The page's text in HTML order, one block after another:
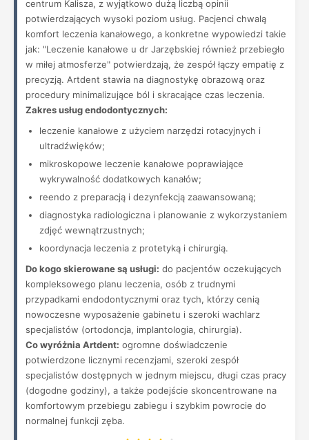
centrum Kalisza, z wyjątkowo dużą liczbą opinii
potwierdzających wysoki poziom usług. Pacjenci chwalą
komfort leczenia kanałowego, a konkretne wypowiedzi takie
jak: "Leczenie kanałowe u dr Jarzębskiej również przebiegło
w miłej atmosferze" potwierdzają, że zespół łączy empatię z
precyzją. Artdent stawia na diagnostykę obrazową oraz
procedury minimalizujące ból i skracające czas leczenia.
Zakres usług endodontycznych:
leczenie kanałowe z użyciem narzędzi rotacyjnych i
ultradźwięków;
mikroskopowe leczenie kanałowe poprawiające
wykrywalność dodatkowych kanałów;
reendo z preparacją i dezynfekcją zaawansowaną;
diagnostyka radiologiczna i planowanie z wykorzystaniem
zdjęć wewnątrzustnych;
koordynacja leczenia z protetyką i chirurgią.
Do kogo skierowane są usługi: do pacjentów oczekujących
kompleksowego planu leczenia, osób z trudnymi
przypadkami endodontycznymi oraz tych, którzy cenią
nowoczesne wyposażenie gabinetu i szeroki wachlarz
specjalistów (ortodoncja, implantologia, chirurgia).
Co wyróżnia Artdent: ogromne doświadczenie
potwierdzone licznymi recenzjami, szeroki zespół
specjalistów dostępnych w jednym miejscu, długi czas pracy
(dogodne godziny), a także podejście skoncentrowane na
komfortowym przebiegu zabiegu i szybkim powrocie do
normalnej funkcji zęba.